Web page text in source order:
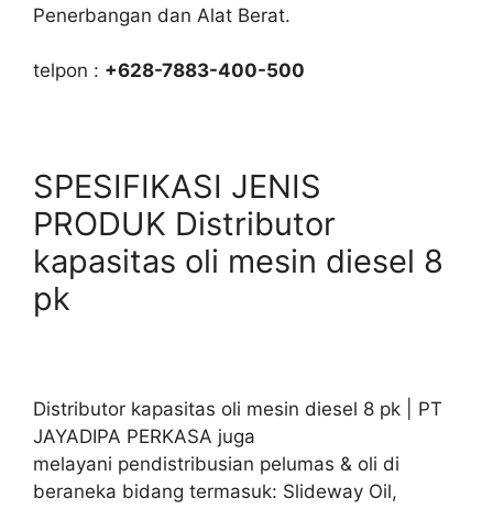
Penerbangan dan Alat Berat.
telpon : +628-7883-400-500
SPESIFIKASI JENIS
PRODUK Distributor
kapasitas oli mesin diesel 8
pk
Distributor kapasitas oli mesin diesel 8 pk | PT
JAYADIPA PERKASA juga
melayani pendistribusian pelumas & oli di
beraneka bidang termasuk: Slideway Oil,